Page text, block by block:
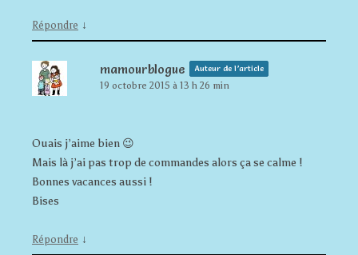
Répondre ↓
mamourblogue Auteur de l’article
19 octobre 2015 à 13 h 26 min
Ouais j’aime bien 😉
Mais là j’ai pas trop de commandes alors ça se calme !
Bonnes vacances aussi !
Bises
Répondre ↓